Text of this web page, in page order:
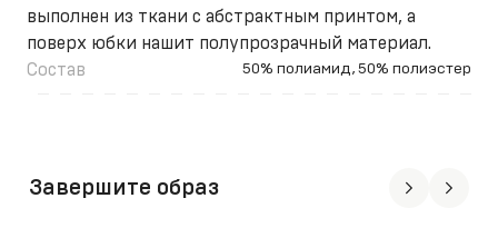
выполнен из ткани с абстрактным принтом, а
поверх юбки нашит полупрозрачный материал.
Состав
50% полиамид, 50% полиэстер
Завершите образ